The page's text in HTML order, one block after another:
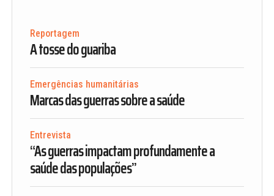
Reportagem
A tosse do guariba
Emergências humanitárias
Marcas das guerras sobre a saúde
Entrevista
“As guerras impactam profundamente a
saúde das populações”